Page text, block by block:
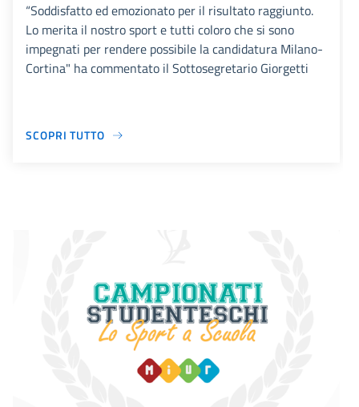
“Soddisfatto ed emozionato per il risultato raggiunto.
Lo merita il nostro sport e tutti coloro che si sono
impegnati per rendere possibile la candidatura Milano-
Cortina" ha commentato il Sottosegretario Giorgetti
SCOPRI TUTTO